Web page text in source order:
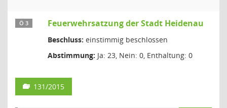
Ö 3 Feuerwehrsatzung der Stadt Heidenau
Beschluss: einstimmig beschlossen
Abstimmung: Ja: 23, Nein: 0, Enthaltung: 0
131/2015